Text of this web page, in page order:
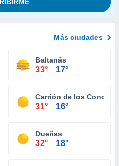
Más ciudades
Baltanás
33° 17°
Carrión de los Condes
31° 16°
Dueñas
32° 18°